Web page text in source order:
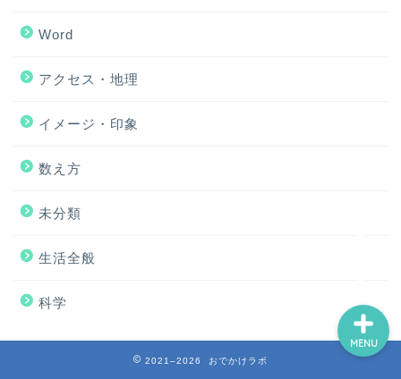
Word
アクセス・地理
イメージ・印象
数え方
未分類
生活全般
科学
2021–2026 おでかけラボ
MENU